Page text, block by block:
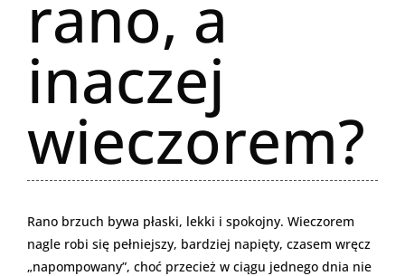
rano, a
inaczej
wieczorem?
Rano brzuch bywa płaski, lekki i spokojny. Wieczorem
nagle robi się pełniejszy, bardziej napięty, czasem wręcz
„napompowany”, choć przecież w ciągu jednego dnia nie